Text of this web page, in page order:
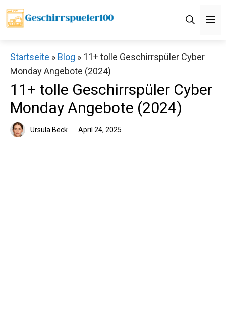
Zum
Inhalt
Startseite » Blog » 11+ tolle Geschirrspüler Cyber
Monday Angebote (2024)
11+ tolle Geschirrspüler Cyber
Monday Angebote (2024)
Ursula Beck April 24, 2025